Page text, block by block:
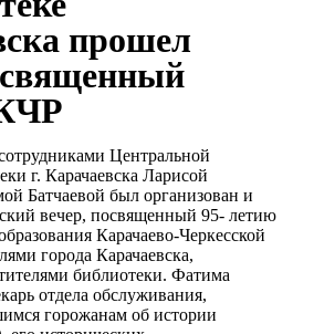
прошел
Центральной
г. Карачаевска Ларисой
Батчаевой был организован и
вечер, посвященный 95- летию
Карачаево-Черкесской
города Карачаевска,
библиотеки. Фатима
отдела обслуживания,
горожанам об истории